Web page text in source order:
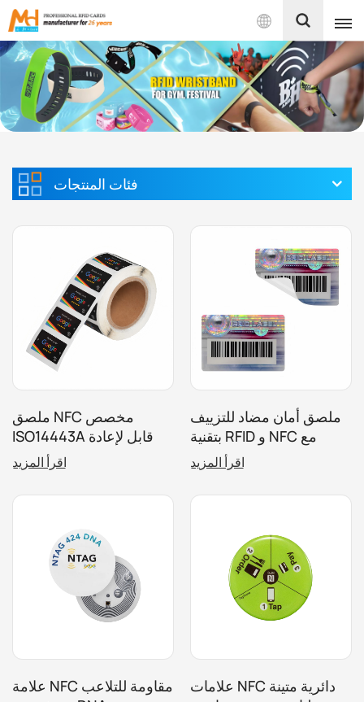
بالعربية
English
فئات المنتجات
ملصق NFC مخصص
ISO14443A قابل لإعادة
الكتابة بتردد 13.56
ميجاهرتز
اقرأ المزيد
ملصق أمان مضاد للتزييف
بتقنية RFID و NFC مع
صورة ثلاثية الأبعاد مخصصة
للتغليف
اقرأ المزيد
علامة NFC مقاومة للتلاعب
علامات NFC دائرية متينة